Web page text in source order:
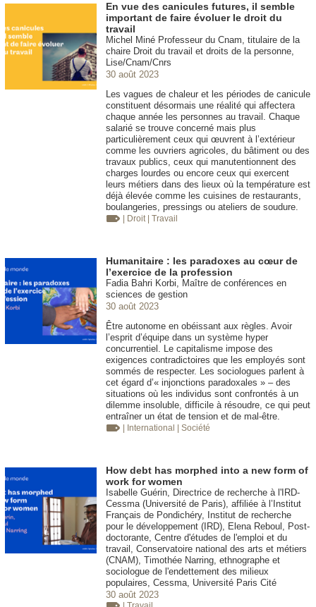
En vue des canicules futures, il semble
important de faire évoluer le droit du
travail
Michel Miné Professeur du Cnam, titulaire de la
chaire Droit du travail et droits de la personne,
Lise/Cnam/Cnrs
30 août 2023
Les vagues de chaleur et les périodes de canicule
constituent désormais une réalité qui affectera
chaque année les personnes au travail. Chaque
salarié se trouve concerné mais plus
particulièrement ceux qui œuvrent à l’extérieur
comme les ouvriers agricoles, du bâtiment ou des
travaux publics, ceux qui manutentionnent des
charges lourdes ou encore ceux qui exercent
leurs métiers dans des lieux où la température est
déjà élevée comme les cuisines de restaurants,
boulangeries, pressings ou ateliers de soudure.
| Droit | Travail
Humanitaire : les paradoxes au cœur de
l’exercice de la profession
Fadia Bahri Korbi, Maître de conférences en
sciences de gestion
30 août 2023
Être autonome en obéissant aux règles. Avoir
l’esprit d’équipe dans un système hyper
concurrentiel. Le capitalisme impose des
exigences contradictoires que les employés sont
sommés de respecter. Les sociologues parlent à
cet égard d’« injonctions paradoxales » – des
situations où les individus sont confrontés à un
dilemme insoluble, difficile à résoudre, ce qui peut
entraîner un état de tension et de mal-être.
| International | Société
How debt has morphed into a new form of
work for women
Isabelle Guérin, Directrice de recherche à l'IRD-
Cessma (Université de Paris), affiliée à l’Institut
Français de Pondichéry, Institut de recherche
pour le développement (IRD), Elena Reboul, Post-
doctorante, Centre d'études de l'emploi et du
travail, Conservatoire national des arts et métiers
(CNAM), Timothée Narring, ethnographe et
sociologue de l'endettement des milieux
populaires, Cessma, Université Paris Cité
30 août 2023